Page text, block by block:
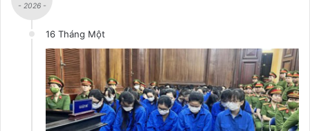
- 2026 -
16 Tháng Một